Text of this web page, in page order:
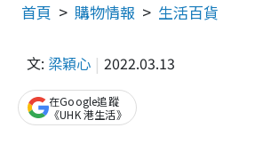
首頁 購物情報 生活百貨
文: 梁穎心 2022.03.13
在Google追蹤
《UHK 港生活》